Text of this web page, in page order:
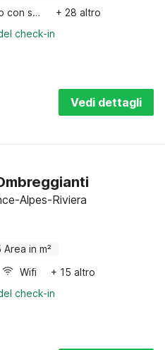
Lettino con sponde
+ 28 altro
check-in
Vedi dettagli
Alpes-Riviera
Area in m²
Wifi
+ 15 altro
check-in